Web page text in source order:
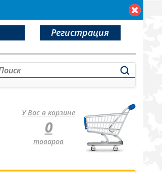
Регистрация
У Вас в корзине
0
товаров